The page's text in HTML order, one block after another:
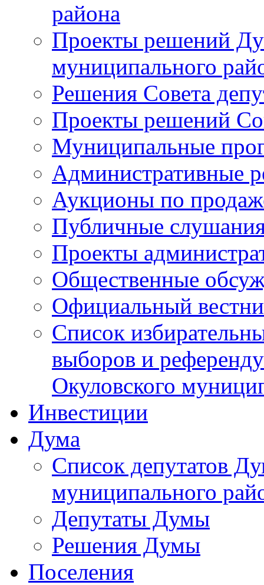
района
Проекты решений
муниципального
Решения Совета
Проекты решений
Муниципальные
Административные
Аукционы по
Публичные
Проекты
Общественные
Официальный
Список
выборов и
Окуловского
Инвестиции
Дума
Список депутатов
муниципального
Депутаты Думы
Решения Думы
Поселения